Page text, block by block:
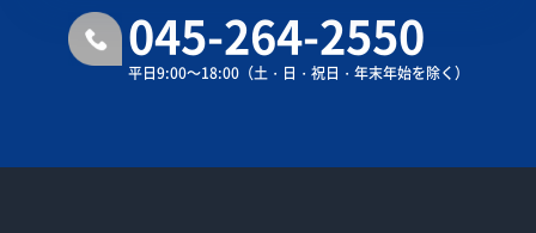
045-264-2550
平日9:00～18:00（土・日・祝日・年末年始を除く）